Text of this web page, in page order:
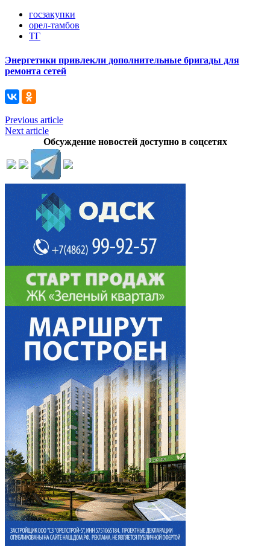
госзакупки
орел-тамбов
ТГ
Энергетики привлекли дополнительные бригады для
ремонта сетей
Previous article
Next article
Обсуждение новостей доступно в соцсетях